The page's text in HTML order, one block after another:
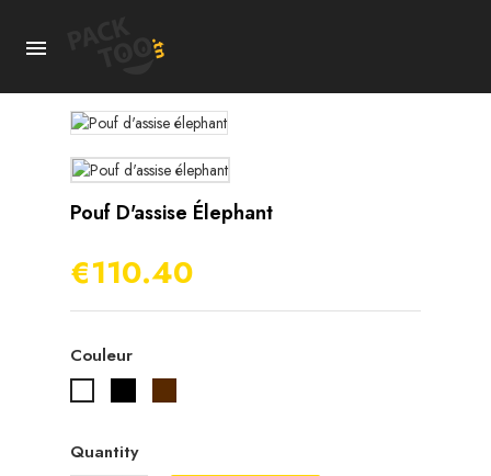

Pouf D'assise Élephant
€110.40
Couleur
Quantity